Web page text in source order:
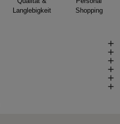
Langlebigkeit
Shopping